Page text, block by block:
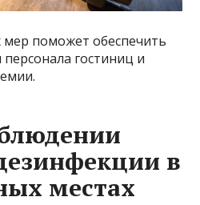
мер поможет обеспечить
персонала гостиниц и
в
местах